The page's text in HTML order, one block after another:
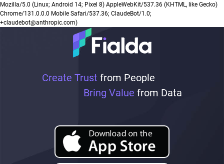
Create Trust from People
Bring Value from Data
Mozilla/5.0 (Linux; Android 14; Pixel 8) AppleWebKit/537.36 (KHTML, like Gecko)
Chrome/131.0.0.0 Mobile Safari/537.36; ClaudeBot/1.0;
+claudebot@anthropic.com)